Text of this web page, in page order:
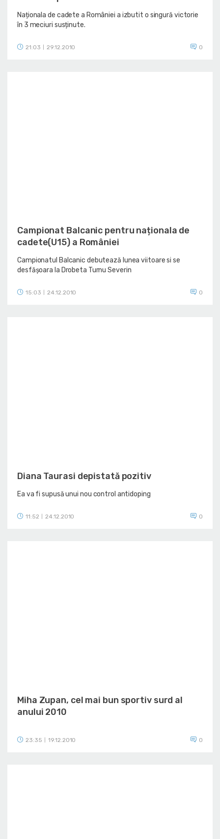
Naționala de cadete a României a izbutit o singură victorie
în 3 meciuri susținute.
21:03 29.12.2010 0
Campionat Balcanic pentru naționala de
cadete(U15) a României
Campionatul Balcanic debutează lunea viitoare si se
desfășoara la Drobeta Turnu Severin
15:03 24.12.2010 0
Diana Taurasi depistată pozitiv
Ea va fi supusă unui nou control antidoping
11:52 24.12.2010 0
Miha Zupan, cel mai bun sportiv surd al
anului 2010
23:35 19.12.2010 0